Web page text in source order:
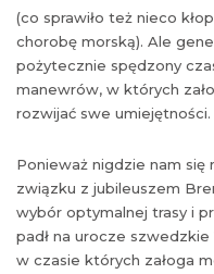
(co sprawiło też nieco
chorobę morską). Ale
pożytecznie spędzony
manewrów, w których
rozwijać swe umiejętności.
Ponieważ nigdzie nam się
związku z jubileuszem
wybór optymalnej trasy i
padł na urocze
w czasie których załoga